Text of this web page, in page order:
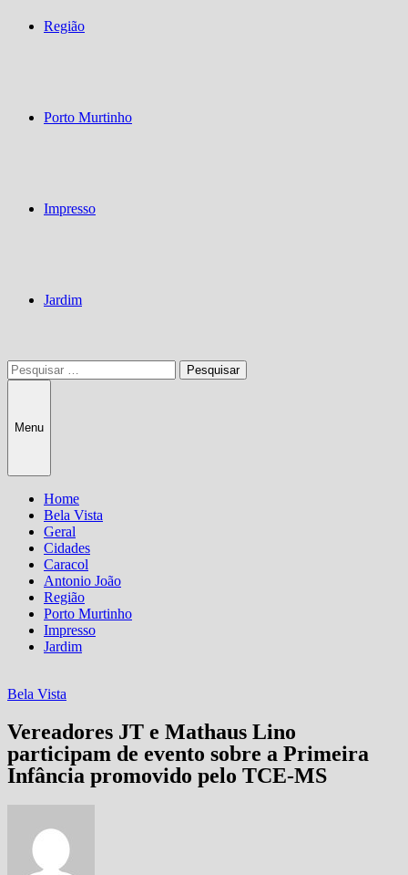
Região
Porto Murtinho
Impresso
Jardim
Pesquisar
por:
Menu
Home
Bela Vista
Geral
Cidades
Caracol
Antonio João
Região
Porto Murtinho
Impresso
Jardim
Bela Vista
Vereadores JT e Mathaus Lino
participam de evento sobre a Primeira
Infância promovido pelo TCE-MS